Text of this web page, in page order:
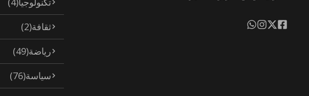
ثقافة(2)
رياضة(49)
سياسة(76)